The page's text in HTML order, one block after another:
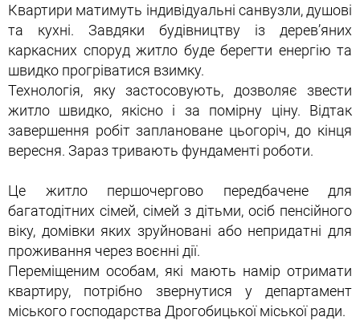
Квартири матимуть індивідуальні санвузли, душові
та кухні. Завдяки будівництву із дерев’яних
каркасних споруд житло буде берегти енергію та
швидко прогріватися взимку.
Технологія, яку застосовують, дозволяє звести
житло швидко, якісно і за помірну ціну. Відтак
завершення робіт заплановане цьогоріч, до кінця
вересня. Зараз тривають фундаменті роботи.
Це житло першочергово передбачене для
багатодітних сімей, сімей з дітьми, осіб пенсійного
віку, домівки яких зруйновані або непридатні для
проживання через воєнні дії.
Переміщеним особам, які мають намір отримати
квартиру, потрібно звернутися у департамент
міського господарства Дрогобицької міської ради.